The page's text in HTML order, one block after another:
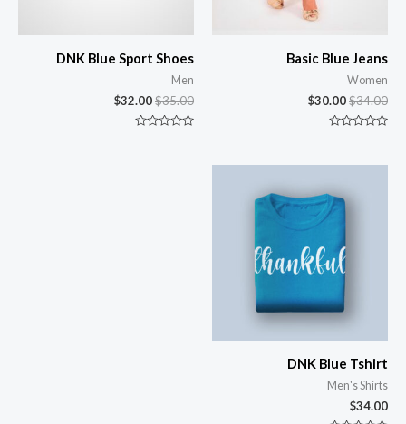
Basic Blue Jeans
Women
$34.00
$30.00
DNK Blue Sport Shoes
Men
$35.00
$32.00
DNK Blue Tshirt
Men's Shirts
$34.00